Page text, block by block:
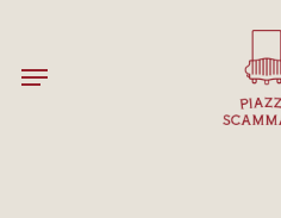
main
Menu